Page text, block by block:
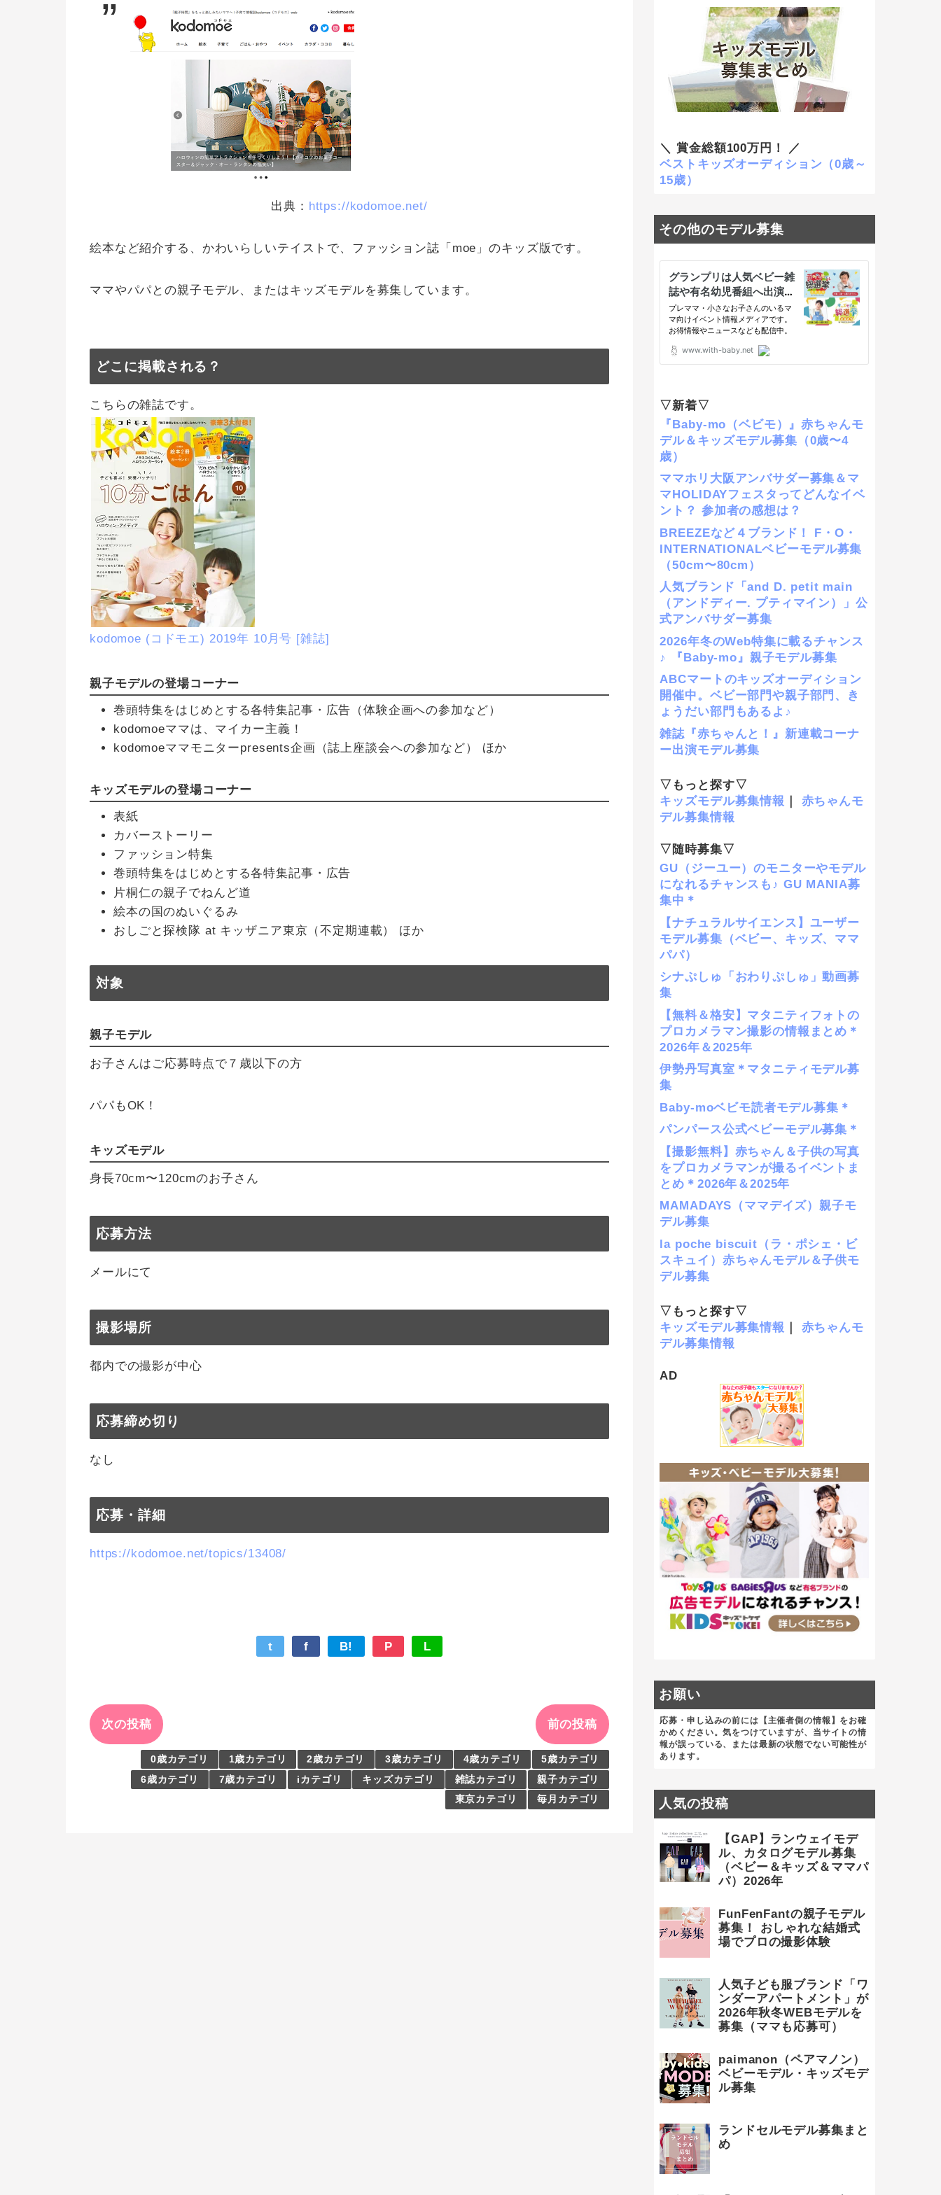
出典： https://kodomoe.net/
絵本など紹介する、かわいらしいテイストで、ファッション誌「moe」のキッズ版です。
ママやパパとの親子モデル、またはキッズモデルを募集しています。
どこに掲載される？
こちらの雑誌です。
kodomoe (コドモエ) 2019年 10月号 [雑誌]
親子モデルの登場コーナー
巻頭特集をはじめとする各特集記事・広告（体験企画への参加など）
kodomoeママは、マイカー主義！
kodomoeママモニターpresents企画（誌上座談会への参加など） ほか
キッズモデルの登場コーナー
表紙
カバーストーリー
ファッション特集
巻頭特集をはじめとする各特集記事・広告
片桐仁の親子でねんど道
絵本の国のぬいぐるみ
おしごと探検隊 at キッザニア東京（不定期連載） ほか
対象
親子モデル
お子さんはご応募時点で７歳以下の方
パパもOK！
キッズモデル
身長70cm〜120cmのお子さん
応募方法
メールにて
撮影場所
都内での撮影が中心
応募締め切り
なし
応募・詳細
https://kodomoe.net/topics/13408/
t f B! P L
次の投稿 前の投稿
0歳カテゴリ 1歳カテゴリ 2歳カテゴリ 3歳カテゴリ 4歳カテゴリ
5歳カテゴリ
6歳カテゴリ
7歳カテゴリ iカテゴリ キッズカテゴリ 雑誌カテゴリ
親子カテゴリ
東京カテゴリ
毎月カテゴリ
＼ 賞金総額100万円！ ／
ベストキッズオーディション（0歳～
15歳）
その他のモデル募集
▽新着▽
『Baby-mo（ベビモ）』赤ちゃんモ
デル＆キッズモデル募集（0歳〜4
歳）
ママホリ大阪アンバサダー募集＆マ
マHOLIDAYフェスタってどんなイベ
ント？ 参加者の感想は？
BREEZEなど４ブランド！ F・O・
INTERNATIONALベビーモデル募集
（50cm〜80cm）
人気ブランド「and D. petit main
（アンドディー. プティマイン）」公
式アンバサダー募集
2026年冬のWeb特集に載るチャンス
♪ 『Baby-mo』親子モデル募集
ABCマートのキッズオーディション
開催中。ベビー部門や親子部門、き
ょうだい部門もあるよ♪
雑誌『赤ちゃんと！』新連載コーナ
ー出演モデル募集
▽もっと探す▽
キッズモデル募集情報
赤ちゃんモ
デル募集情報
▽随時募集▽
GU（ジーユー）のモニターやモデル
になれるチャンスも♪ GU MANIA募
集中＊
【ナチュラルサイエンス】ユーザー
モデル募集（ベビー、キッズ、ママ
パパ）
シナぷしゅ「おわりぷしゅ」動画募
集
【無料＆格安】マタニティフォトの
プロカメラマン撮影の情報まとめ＊
2026年＆2025年
伊勢丹写真室＊マタニティモデル募
集
Baby-moベビモ読者モデル募集＊
パンパース公式ベビーモデル募集＊
【撮影無料】赤ちゃん＆子供の写真
をプロカメラマンが撮るイベントま
とめ＊2026年＆2025年
MAMADAYS（ママデイズ）親子モ
デル募集
la poche biscuit（ラ・ポシェ・ビ
スキュイ）赤ちゃんモデル＆子供モ
デル募集
▽もっと探す▽
キッズモデル募集情報
赤ちゃんモ
デル募集情報
AD
お願い
応募・申し込みの前には【主催者側の情報】をお確
かめください。気をつけていますが、当サイトの情
報が誤っている、または最新の状態でない可能性が
あります。
人気の投稿
【GAP】ランウェイモデ
ル、カタログモデル募集
（ベビー＆キッズ＆ママパ
パ）2026年
FunFenFantの親子モデル
募集！ おしゃれな結婚式
場でプロの撮影体験
人気子ども服ブランド「ワ
ンダーアパートメント」が
2026年秋冬WEBモデルを
募集（ママも応募可）
paimanon（ペアマノン）
ベビーモデル・キッズモデ
ル募集
ランドセルモデル募集まと
め